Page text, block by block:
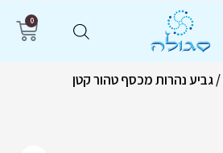
0
/ גביע נהרות מכסף טהור קטן